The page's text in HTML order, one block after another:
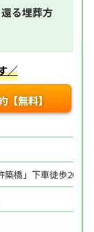
る埋葬方
／
【無料】
橋」下車徒歩20分